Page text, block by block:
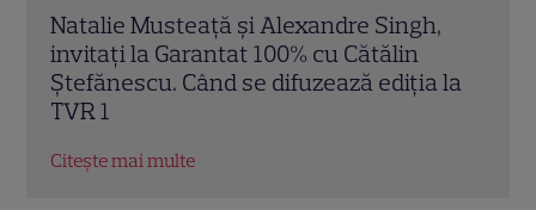
Gala Nadia Comăneci la TVR: Programul
transmisiunilor LIVE
Citește mai multe